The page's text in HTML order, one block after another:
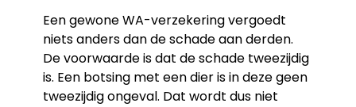
Een gewone WA-verzekering vergoedt
niets anders dan de schade aan derden.
De voorwaarde is dat de schade tweezijdig
is. Een botsing met een dier is in deze geen
tweezijdig ongeval. Dat wordt dus niet